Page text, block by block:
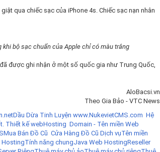
qua chiếc sạc của iPhone 4s. Chiếc sạc nạn nhân
bộ sạc chuẩn của Apple chỉ có màu trắng
được ghi nhận ở một số quốc gia như Trung Quốc,
AloBacsi.vn
Theo Gia Bảo - VTC News
Dầu Dừa Tinh Luyện www.NukevietCMS.com Hệ
Thiết kế webHosting Domain - Tên miền Web
Mua Bán Đồ Cũ Cửa Hàng Đồ Cũ Dịch vụTên miền
HostingTính năng chungJava Web HostingReseller